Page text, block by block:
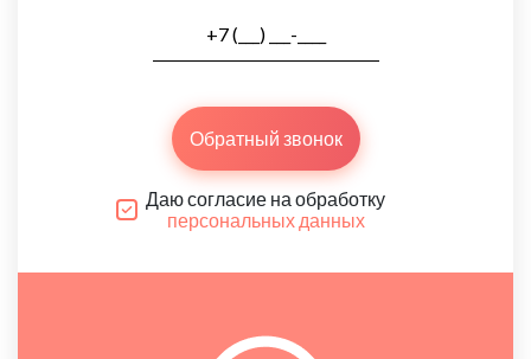
Обратный звонок
Даю согласие на обработку
персональных данных